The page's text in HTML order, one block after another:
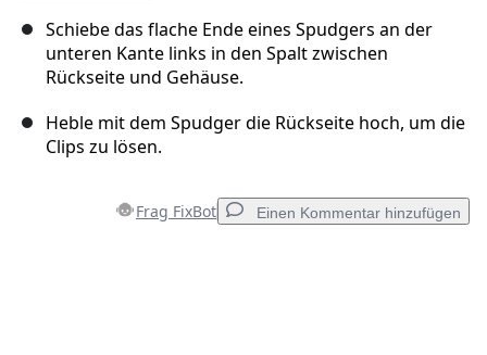
Schiebe das flache Ende eines Spudgers an der
unteren Kante links in den Spalt zwischen
Rückseite und Gehäuse.
Heble mit dem Spudger die Rückseite hoch, um die
Clips zu lösen.
Frag FixBot Einen Kommentar hinzufügen